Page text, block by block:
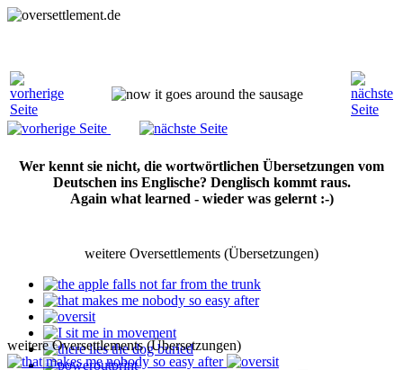
Wer kennt sie nicht, die wortwörtlichen Übersetzungen vom
Deutschen ins Englische? Denglisch kommt raus.
Again what learned - wieder was gelernt :-)
weitere Oversettlements (Übersetzungen)
weitere Oversettlements (Übersetzungen)